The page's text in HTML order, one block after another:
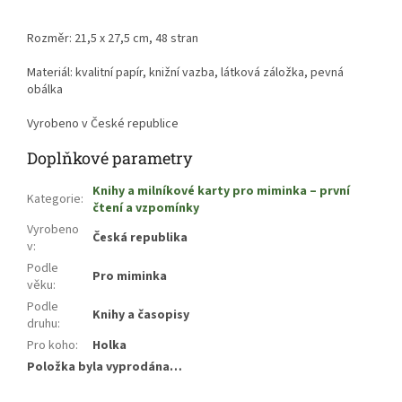
Rozměr: 21,5 x 27,5 cm, 48 stran
Materiál: kvalitní papír, knižní vazba, látková záložka, pevná
obálka
Vyrobeno v České republice
Doplňkové parametry
Kategorie: Knihy a milníkové karty pro miminka – první
čtení a vzpomínky
Vyrobeno
v:
Česká republika
Podle
věku:
Pro miminka
Podle
druhu:
Knihy a časopisy
Pro koho:
Holka
Položka byla vyprodána…